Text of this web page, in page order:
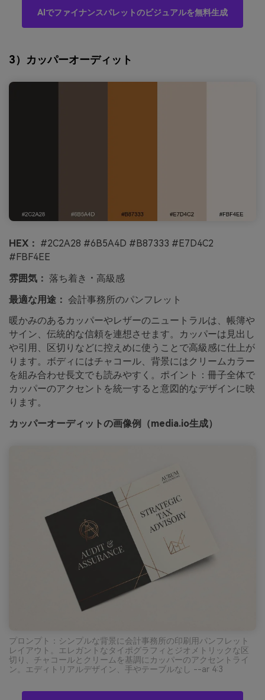
AIでファイナンスパレットのビジュアルを無料生成
3）カッパーオーディット
HEX： #2C2A28 #6B5A4D #B87333 #E7D4C2
#FBF4EE
雰囲気： 落ち着き・高級感
最適な用途： 会計事務所のパンフレット
暖かみのあるカッパーやレザーのニュートラルは、帳簿や
サイン、伝統的な信頼を連想させます。カッパーは見出し
や引用、区切りなどに控えめに使うことで高級感に仕上が
ります。ボディにはチャコール、背景にはクリームカラー
を組み合わせ長文でも読みやすく。ポイント：冊子全体で
カッパーのアクセントを統一すると意図的なデザインに映
ります。
カッパーオーディットの画像例（media.io生成）
プロンプト：シンプルな背景に会計事務所の印刷用パンフレット
レイアウト。エレガントなタイポグラフィとジオメトリックな区
切り、チャコールとクリームを基調にカッパーのアクセントライ
ン。エディトリアルデザイン、手やテーブルなし --ar 4:3